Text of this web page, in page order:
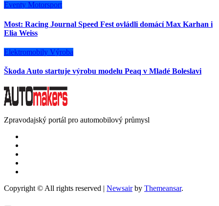
Eventy Motorsport
Most: Racing Journal Speed Fest ovládli domácí Max Karhan i
Elia Weiss
Elektromobily Výroba
Škoda Auto startuje výrobu modelu Peaq v Mladé Boleslavi
Zpravodajský portál pro automobilový průmysl
Copyright © All rights reserved | Newsairby Themeansar.